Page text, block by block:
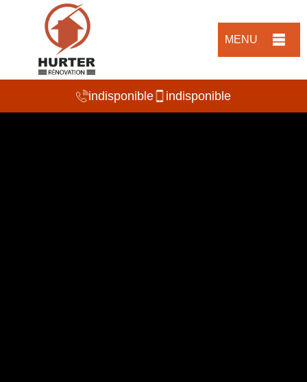
MENU
indisponible indisponible